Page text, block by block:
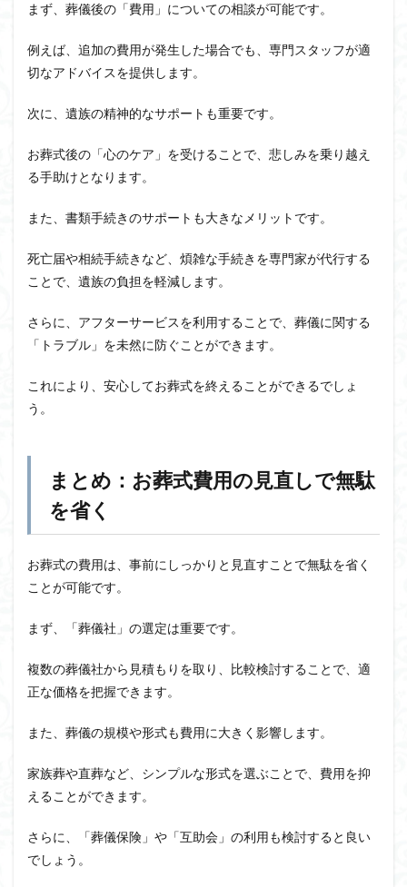
まず、葬儀後の「費用」についての相談が可能です。
例えば、追加の費用が発生した場合でも、専門スタッフが適
切なアドバイスを提供します。
次に、遺族の精神的なサポートも重要です。
お葬式後の「心のケア」を受けることで、悲しみを乗り越え
る手助けとなります。
また、書類手続きのサポートも大きなメリットです。
死亡届や相続手続きなど、煩雑な手続きを専門家が代行する
ことで、遺族の負担を軽減します。
さらに、アフターサービスを利用することで、葬儀に関する
「トラブル」を未然に防ぐことができます。
これにより、安心してお葬式を終えることができるでしょ
う。
まとめ：お葬式費用の見直しで無駄
を省く
お葬式の費用は、事前にしっかりと見直すことで無駄を省く
ことが可能です。
まず、「葬儀社」の選定は重要です。
複数の葬儀社から見積もりを取り、比較検討することで、適
正な価格を把握できます。
また、葬儀の規模や形式も費用に大きく影響します。
家族葬や直葬など、シンプルな形式を選ぶことで、費用を抑
えることができます。
さらに、「葬儀保険」や「互助会」の利用も検討すると良い
でしょう。